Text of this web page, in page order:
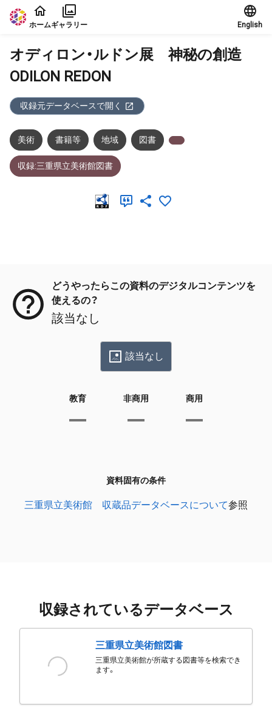
本文に飛ぶ
ホームギャラリー English
オディロン・ルドン展 神秘の創造
ODILON REDON
収録元データベースで開く
美術 書籍等 地域 図書
収録:三重県立美術館図書
どうやったらこの資料のデジタルコンテンツを
使えるの？
該当なし
該当なし
教育 非商用 商用
資料固有の条件
三重県立美術館 収蔵品データベースについて参照
収録されているデータベース
三重県立美術館図書
三重県立美術館が所蔵する図書等を検索でき
ます。